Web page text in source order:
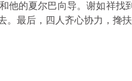
他的夏尔巴向导。谢如祥
。最后，四人齐心协力，搀